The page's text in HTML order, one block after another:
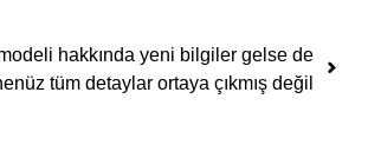
hakkında yeni bilgiler gelse de
tüm detaylar ortaya çıkmış değil